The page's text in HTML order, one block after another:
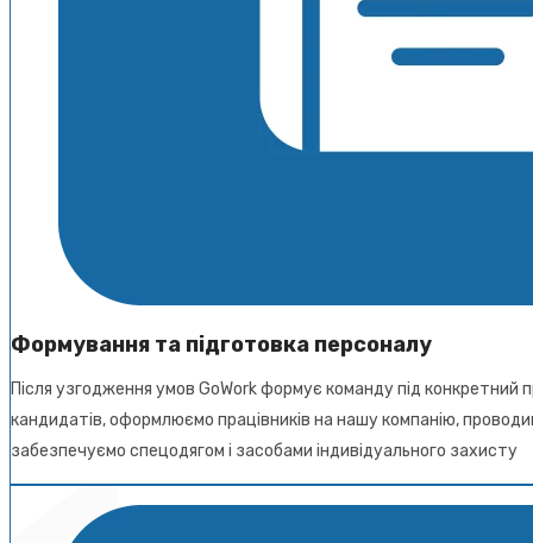
Формування та підготовка персоналу
Після узгодження умов GoWork формує команду під конкретний
кандидатів, оформлюємо працівників на нашу компанію,
забезпечуємо спецодягом і засобами індивідуального захисту